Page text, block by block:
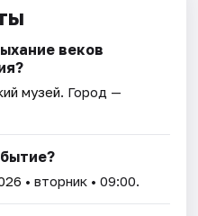
веков
музей. Город —
• вторник • 09:00.